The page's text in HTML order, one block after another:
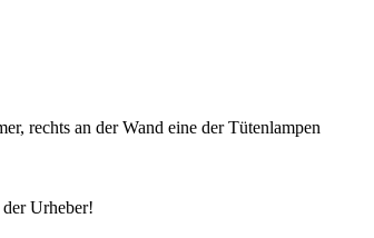
rechts an der Wand eine der Tütenlampen
Urheber!